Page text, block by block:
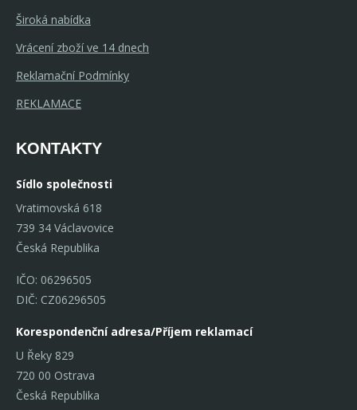
Široká nabídka
Vrácení zboží ve 14 dnech
Reklamační Podmínky
REKLAMACE
KONTAKTY
Sídlo společnosti
Vratimovská 618
739 34 Václavovice
Česká Republika
IČO: 06296505
DIČ: CZ06296505
Korespondenční adresa/Příjem reklamací
U Řeky 829
720 00 Ostrava
Česká Republika